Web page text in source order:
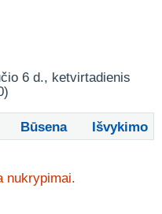
6 d., ketvirtadienis
Būsena Išvykimo
nukrypimai.